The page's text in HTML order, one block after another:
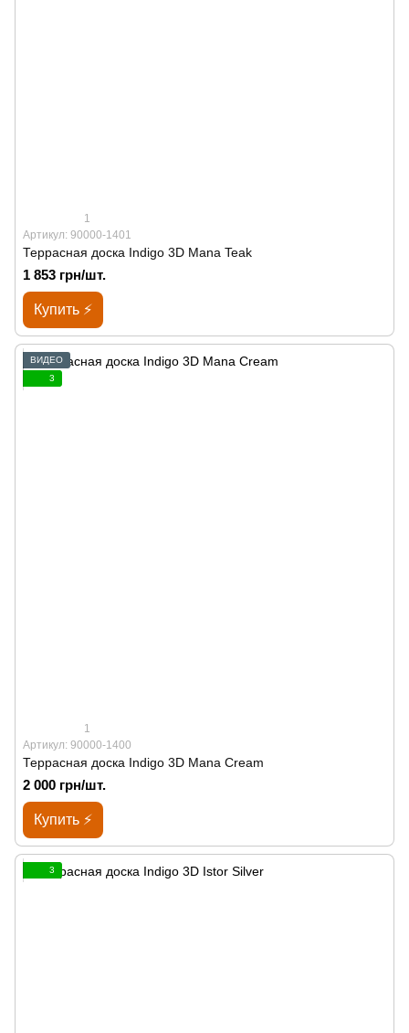
1
Артикул: 90000-1401
Террасная доска Indigo 3D Mana Teak
1 853 грн/шт.
Купить ⚡
ВИДЕО
3
1
Артикул: 90000-1400
Террасная доска Indigo 3D Mana Cream
2 000 грн/шт.
Купить ⚡
3